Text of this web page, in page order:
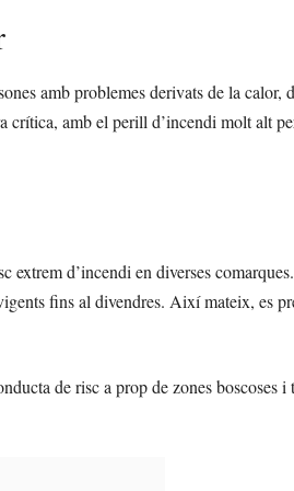
amb problemes derivats de la calor,
crítica, amb el perill d’incendi molt alt
extrem d’incendi en diverses
fins al divendres. Així mateix, es
de risc a prop de zones boscoses